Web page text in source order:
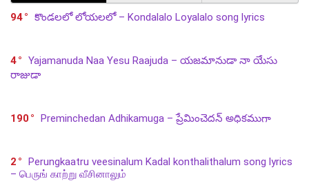
94
కొండలలో లోయలలో – Kondalalo Loyalalo song lyrics
4
Yajamanuda Naa Yesu Raajuda – యజమానుడా నా యేసు
రాజుడా
190 Preminchedan Adhikamuga – ప్రేమించెదన్ అధికముగా
2
Perungkaatru veesinalum Kadal konthalithalum song lyrics
– பெருங் காற்று வீசினாலும்